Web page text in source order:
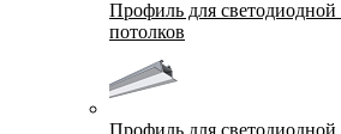
Профиль для
потолков
Профиль для